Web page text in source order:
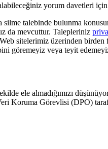
yorum davetleri
talebinde bulunma
da mevcuttur. Talepleriniz
sitelerimiz üzerinden
göremeyiz veya teyit
ele almadığımızı
Koruma Görevlisi (DPO)